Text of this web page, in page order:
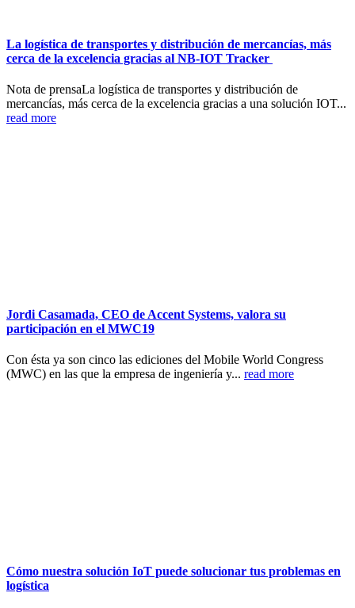
La logística de transportes y distribución de mercancías, más
cerca de la excelencia gracias al NB-IOT Tracker
Nota de prensaLa logística de transportes y distribución de
mercancías, más cerca de la excelencia gracias a una solución IOT...
read more
Jordi Casamada, CEO de Accent Systems, valora su
participación en el MWC19
Con ésta ya son cinco las ediciones del Mobile World Congress
(MWC) en las que la empresa de ingeniería y... read more
Cómo nuestra solución IoT puede solucionar tus problemas en
logística